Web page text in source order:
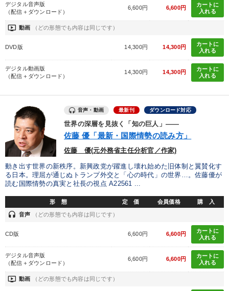
※「更新」を押すと「カテゴリー」「目的別」「キーワード」を更新いただけます。
更新する
すべての音声・動画（全2077タイトル）からお探しいただけます
タグ・キーワード
マーケティング トレンド ビジネスモデル 一倉定
広報・PR 成功哲学 銀行交渉 いい会社
プロ経営者 創業者 ドラッカー スポーツ関連
繁盛 生産性向上 大竹愼一 不動産投資
マネジメント 多角化・新規事業 商品開発
インバウンド 心を磨く モチベーション
仕事術・ビジネスハック 賃金制度
※「更新」を押すと「タグ・キーワード」を更新いただけます。
デジタル音声版
（配信＋ダウンロード）
6,600円 6,600円
カートに
入れる
ondemand_video 動画 （どの形態でも内容は同じです）
DVD版 14,300円 14,300円
カートに
入れる
デジタル動画版
（配信＋ダウンロード）
14,300円 14,300円
カートに
入れる
音声・動画 最新刊 ダウンロード対応
世界の深層を見抜く「知の巨人」――
佐藤 優「最新・国際情勢の読み方」
佐藤 優(元外務省主任分析官／作家)
動き出す世界の新秩序。新興政党が躍進し壊れ始めた旧体制と翼賛化す
る日本。理屈が通じぬトランプ外交と「心の時代」の世界…。佐藤優が
読む国際情勢の真実と社長の視点 A22561 ...
形 態 定 価 会員価格 購 入
headset 音声 （どの形態でも内容は同じです）
CD版 6,600円 6,600円
カートに
入れる
デジタル音声版
（配信＋ダウンロード）
6,600円 6,600円
カートに
入れる
ondemand_video 動画 （どの形態でも内容は同じです）